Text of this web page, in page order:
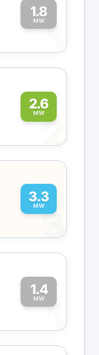
1.8
MW1
2.6
MW
2
3.3
MW
3
1.4
MW1